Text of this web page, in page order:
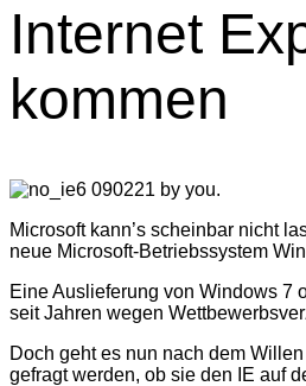
Internet
kommen
Microsoft kann’s scheinbar nicht
neue Microsoft-Betriebssystem
Eine Auslieferung von Windows 7
seit Jahren wegen
Doch geht es nun nach dem
gefragt werden, ob sie den IE auf